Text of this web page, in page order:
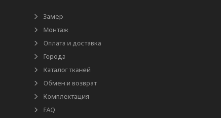
Замер
Монтаж
Оплата и доставка
Города
Каталог тканей
Обмен и возврат
Комплектация
FAQ